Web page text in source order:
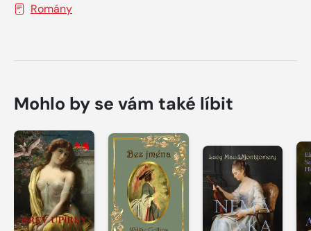
Romány
Mohlo by se vám také líbit